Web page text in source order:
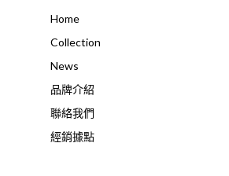
Home
Collection
News
品牌介紹
聯絡我們
經銷據點